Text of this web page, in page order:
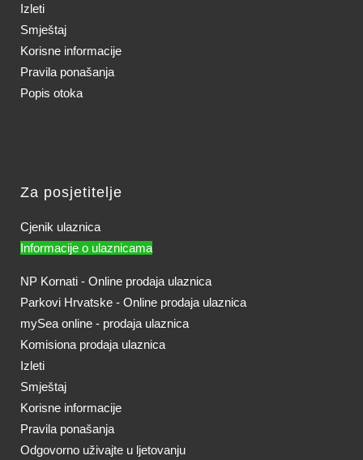
Izleti
Smještaj
Korisne informacije
Pravila ponašanja
Popis otoka
Za posjetitelje
Cjenik ulaznica
Informacije o ulaznicama
NP Kornati - Online prodaja ulaznica
Parkovi Hrvatske - Online prodaja ulaznica
mySea online - prodaja ulaznica
Komisiona prodaja ulaznica
Izleti
Smještaj
Korisne informacije
Pravila ponašanja
Odgovorno uživajte u ljetovanju